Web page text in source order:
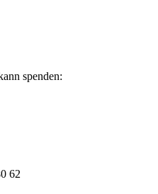
spenden:
62